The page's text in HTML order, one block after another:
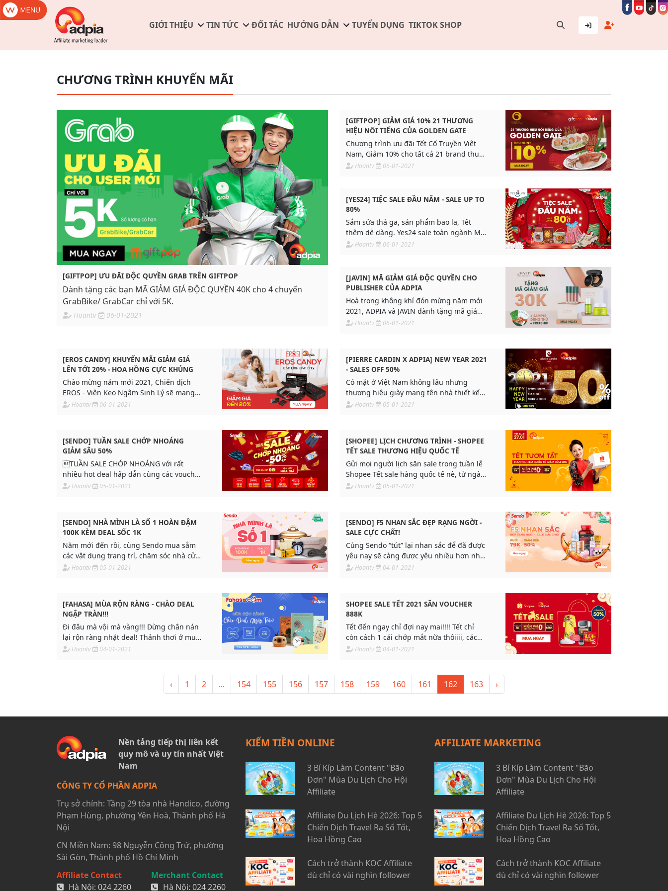
GIỚI THIỆU TIN TỨC ĐỐI TÁC HƯỚNG DẪN TUYỂN DỤNG TIKTOK SHOP
CHƯƠNG TRÌNH KHUYẾN MÃI
[GIFTPOP] ƯU ĐÃI ĐỘC QUYỀN GRAB TRÊN GIFTPOP
Dành tặng các bạn MÃ GIẢM GIÁ ĐỘC QUYỀN 40K cho 4 chuyến
GrabBike/ GrabCar chỉ với 5K.
Hoantv 06-01-2021
[GIFTPOP] GIẢM GIÁ 10% 21 THƯƠNG
HIỆU NỔI TIẾNG CỦA GOLDEN GATE
Chương trình ưu đãi Tết Cổ Truyền Việt
Nam, Giảm 10% cho tất cả 21 brand thuộc
hệ thống nhà hàng Golden Gate.
Hoantv 06-01-2021
[YES24] TIỆC SALE ĐẦU NĂM - SALE UP TO
80%
Sắm sửa thả ga, sản phẩm bao la, Tết
thêm dễ dàng. Yes24 sale toàn ngành Mẹ
bé, Hàng nhập, Thực phẩm đâyyyyy!!!
Hoantv 06-01-2021
[JAVIN] MÃ GIẢM GIÁ ĐỘC QUYỀN CHO
PUBLISHER CỦA ADPIA
Hoà trong không khí đón mừng năm mới
2021, ADPIA và JAVIN dành tặng mã giảm
giá độc quyền cho Publisher của ADPIA
Hoantv 06-01-2021
[EROS CANDY] KHUYẾN MÃI GIẢM GIÁ
LÊN TỚI 20% - HOA HỒNG CỰC KHỦNG
Chào mừng năm mới 2021, Chiến dịch
EROS - Viên Kẹo Ngậm Sinh Lý sẽ mang
đến chương trình khuyến mãi SALE cực
Hoantv 06-01-2021
[PIERRE CARDIN X ADPIA] NEW YEAR 2021
- SALES OFF 50%
Có mặt ở Việt Nam không lâu nhưng
thương hiệu giày mang tên nhà thiết kế
nổi tiếng nước Pháp đã tạo ra những dấu
Hoantv 05-01-2021
[SENDO] TUẦN SALE CHỚP NHOÁNG
GIẢM SÂU 50%
TUẦN SALE CHỚP NHOÁNG với rất
nhiều hot deal hấp dẫn cùng các voucher
giảm giá cực hot, đặc biệt là chương trình
Hoantv 05-01-2021
[SHOPEE] LỊCH CHƯƠNG TRÌNH - SHOPEE
TẾT SALE THƯƠNG HIỆU QUỐC TẾ
Gửi mọi người lịch săn sale trong tuần lễ
Shopee Tết sale hàng quốc tế nè, từ ngày
04.01 dến ngày 12.01
Hoantv 05-01-2021
[SENDO] NHÀ MÌNH LÀ SỐ 1 HOÀN ĐẬM
100K KÈM DEAL SỐC 1K
Năm mới đến rồi, cùng Sendo mua sắm
các vật dụng trang trí, chăm sóc nhà cửa
với các ưu đãi hấp dẫn nhé:
Hoantv 05-01-2021
[SENDO] F5 NHAN SẮC ĐẸP RẠNG NGỜI -
SALE CỰC CHẤT!
Cùng Sendo “tút” lại nhan sắc để đã được
yêu nay sẽ càng được yêu nhiều hơn nhé!
Các nàng nào năm mới vẫn đang đợi tình
Hoantv 04-01-2021
[FAHASA] MÙA RỘN RÀNG - CHÀO DEAL
NGẬP TRÀN!!!
Đi đâu mà vội mà vàng!!! Dừng chân nán
lại rộn ràng nhặt deal! Thảnh thơi ở mua
sắm còn lại cứ để Fahasa lo, đóng gói an
Hoantv 04-01-2021
SHOPEE SALE TẾT 2021 SĂN VOUCHER
888K
Tết đến ngay chỉ đợi nay mai!!!! Tết chỉ
còn cách 1 cái chớp mắt nữa thôiiii, các
bạn chuẩn bị đón Tết tới đâu rồi, xem
Hoantv 04-01-2021
‹ 1 2 ... 154 155 156 157 158 159 160 161 162 163 ›
Nền tảng tiếp thị liên kết
quy mô và uy tín nhất Việt
Nam
CÔNG TY CỔ PHẦN ADPIA
Trụ sở chính: Tầng 29 tòa nhà Handico, đường
Phạm Hùng, phường Yên Hoà, Thành phố Hà
Nội
CN Miền Nam: 98 Nguyễn Công Trứ, phường
Sài Gòn, Thành phố Hồ Chí Minh
Affiliate Contact
Hà Nội: 024 2260
Merchant Contact
Hà Nội: 024 2260
KIẾM TIỀN ONLINE
3 Bí Kíp Làm Content "Bão
Đơn" Mùa Du Lịch Cho Hội
Affiliate
Affiliate Du Lịch Hè 2026: Top 5
Chiến Dịch Travel Ra Số Tốt,
Hoa Hồng Cao
Cách trở thành KOC Affiliate
dù chỉ có vài nghìn follower
AFFILIATE MARKETING
3 Bí Kíp Làm Content "Bão
Đơn" Mùa Du Lịch Cho Hội
Affiliate
Affiliate Du Lịch Hè 2026: Top 5
Chiến Dịch Travel Ra Số Tốt,
Hoa Hồng Cao
Cách trở thành KOC Affiliate
dù chỉ có vài nghìn follower